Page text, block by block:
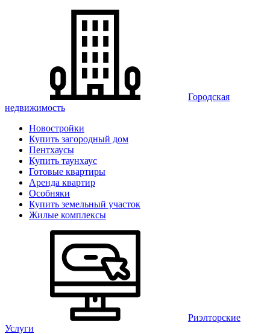
Городская
недвижимость
Новостройки
Купить загородный дом
Пентхаусы
Купить таунхаус
Готовые квартиры
Аренда квартир
Особняки
Купить земельный участок
Жилые комплексы
Риэлторские
Услуги